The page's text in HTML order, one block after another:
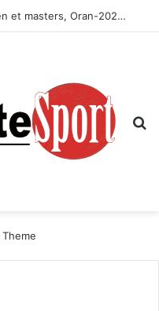
Championnat national d’été open et masters, Oran-2026 — Le CRB s’adjuge le titre